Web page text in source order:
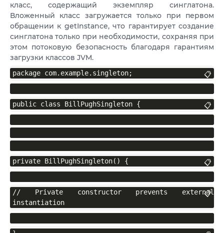
класс, содержащий экземпляр синглатона.
Вложенный класс загружается только при первом
обращении к getInstance, что гарантирует создание
синглатона только при необходимости, сохраняя при
этом потоковую безопасность благодаря гарантиям
загрузки классов JVM.
package com.example.singleton; 📋
public class BillPughSingleton { 📋
private BillPughSingleton() { 📋
// Private constructor prevents external
instantiation
📋